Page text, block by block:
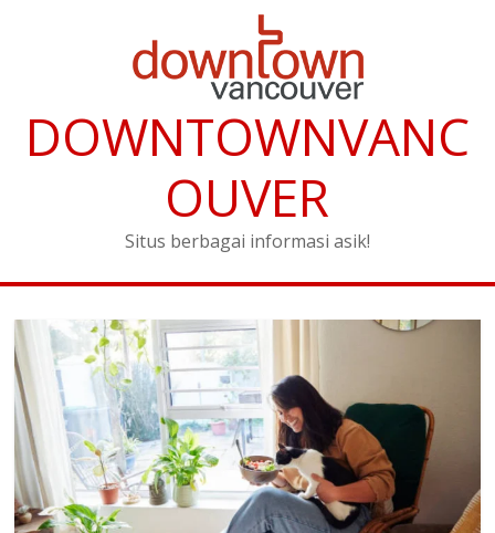
DOWNTOWNVANC
OUVER
Situs berbagai informasi asik!